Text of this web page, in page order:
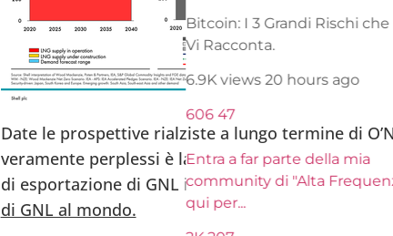
Date le prospettive rialziste a lungo termine di
veramente perplessi è la decisione dei radicali
di esportazione di GNL in Texas.Voglio ricordare
di GNL al mondo.
Bitcoin: I 3 Grandi Rischi che
Vi Racconta.
6.9K views 20 hours ago
606 47
Entra a far parte della mia
community di "Alta
qui per...